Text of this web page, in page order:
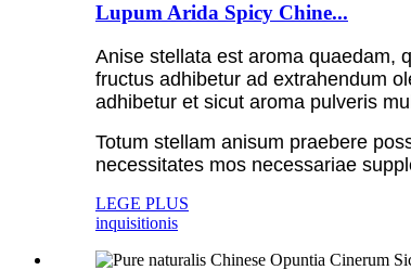
Lupum Arida Spicy Chine...
Anise stellata est aroma quaedam,
fructus adhibetur ad extrahendum
adhibetur et sicut aroma pulveris
Totum stellam anisum praebere
necessitates mos necessariae
LEGE PLUS
inquisitionis